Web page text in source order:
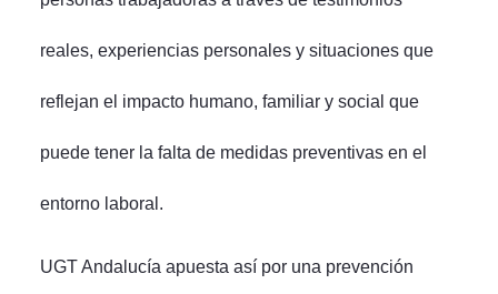
reales, experiencias personales y situaciones que
reflejan el impacto humano, familiar y social que
puede tener la falta de medidas preventivas en el
entorno laboral.
UGT Andalucía apuesta así por una prevención